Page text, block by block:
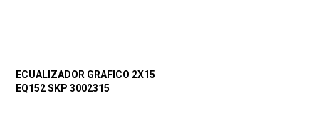
ECUALIZADOR GRAFICO 2X15
EQ152 SKP 3002315